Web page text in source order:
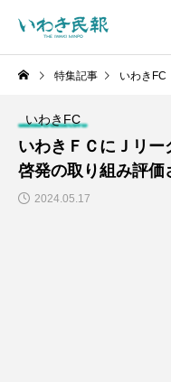
特集記事 いわきFC
いわきFC
いわきＦＣにＪリ
啓発の取り組み評価
2024.05.17